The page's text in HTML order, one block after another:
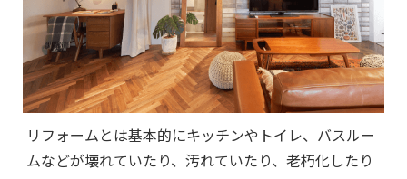
リフォームとは基本的にキッチンやトイレ、バスルー
ムなどが壊れていたり、汚れていたり、老朽化したり